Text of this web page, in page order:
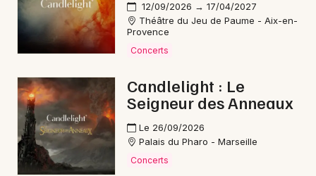
Magazine à Arles
Choisir mes départements
12/09/2026 → 17/04/2027
Théâtre du Jeu de Paume - Aix-en-
Provence
Concerts
Candlelight : Le
Seigneur des Anneaux
Le 26/09/2026
Palais du Pharo - Marseille
Concerts